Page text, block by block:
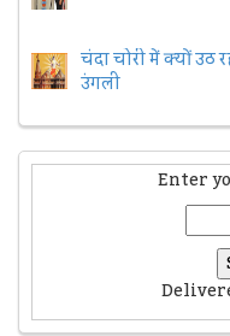
चंदा चोरी में क्यों उठ
उंगली
Enter